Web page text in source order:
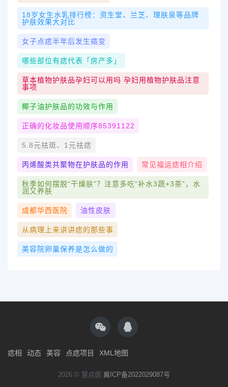
18岁女生水乳排行榜：资生堂、兰芝、理肤泉等品牌
护肤效果大对比
女子点痣半年后发生癌变
哪些部位有痣代表「房产多」
草本植物护肤品孕妇可以用吗 孕妇用植物护肤品注意
事项
椰子油护肤品的功效与作用
正确的化妆品使用顺序85391122
5.8元祛斑、1元祛痣
丙烯酸类共聚物在护肤品的作用 常见福运痣相介绍
秋季如何摆脱“干燥肤”？注意多吃“补水3蔬+3茶”，水
润又养肤
成都华西医院 油性皮肤
从病理上来讲讲痣的那些事
美容院卵巢保养是怎么做的
痣相 动态 美容 点痣项目 XML地图
2026 © 慧点痣 冀ICP备2022029087号